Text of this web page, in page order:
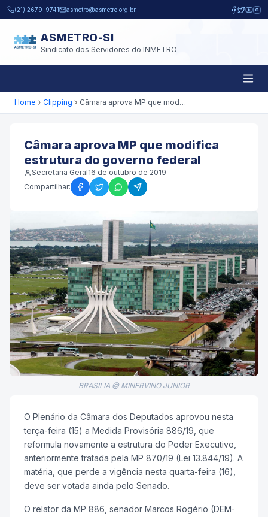
Pular para o conteúdo principal
(21) 2679-9741 asmetro@asmetro.org.br
ASMETRO-SI
Sindicato dos Servidores do INMETRO
Home Clipping Câmara aprova MP que modifica estrutura do governo federal
Câmara aprova MP que modifica
estrutura do governo federal
Secretaria Geral16 de outubro de 2019
Compartilhar:
BRASILIA @ MINERVINO JUNIOR
O Plenário da Câmara dos Deputados aprovou nesta
terça-feira (15) a Medida Provisória 886/19, que
reformula novamente a estrutura do Poder Executivo,
anteriormente tratada pela MP 870/19 (Lei 13.844/19). A
matéria, que perde a vigência nesta quarta-feira (16),
deve ser votada ainda pelo Senado.
O relator da MP 886, senador Marcos Rogério (DEM-